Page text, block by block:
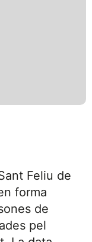
Feliu de
forma
de
pel